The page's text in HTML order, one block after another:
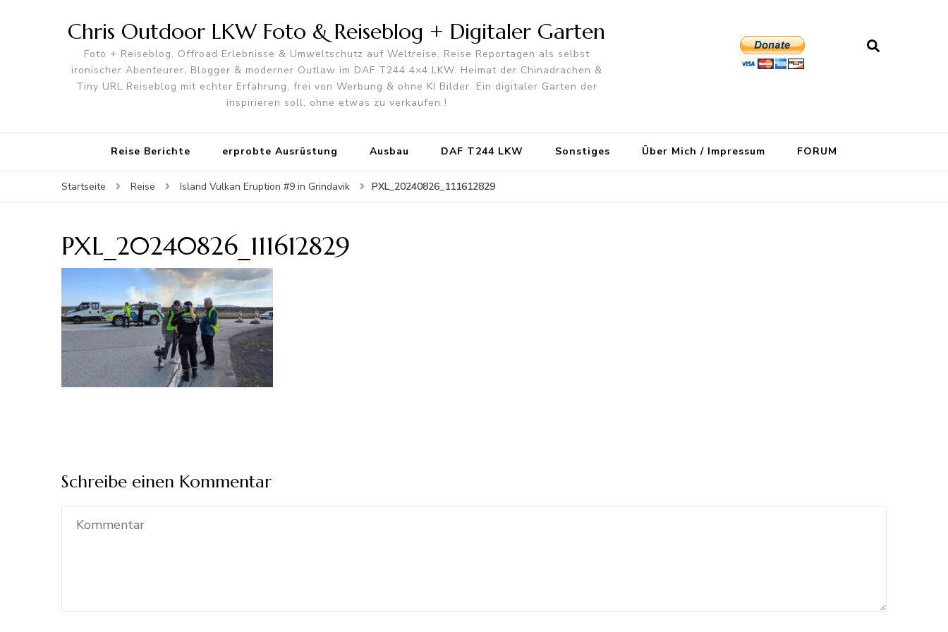
Chris Outdoor LKW Foto & Reiseblog + Digitaler Garten
Foto + Reiseblog, Offroad Erlebnisse & Umweltschutz auf Weltreise. Reise Reportagen als selbst
ironischer Abenteurer, Blogger & moderner Outlaw im DAF T244 4×4 LKW. Heimat der Chinadrachen &
Tiny URL Reiseblog mit echter Erfahrung, frei von Werbung & ohne KI Bilder. Ein digitaler Garten der
inspirieren soll, ohne etwas zu verkaufen !
Reise Berichte erprobte Ausrüstung Ausbau DAF T244 LKW Sonstiges Über Mich / Impressum FORUM
Startseite Reise Island Vulkan Eruption #9 in Grindavik PXL_20240826_111612829
PXL_20240826_111612829
Schreibe einen Kommentar